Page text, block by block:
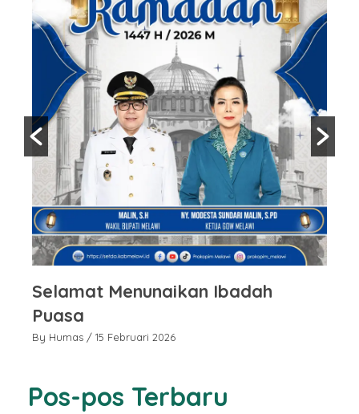
Selamat Menunaikan Ibadah
Puasa
By Humas / 15 Februari 2026
Pos-pos Terbaru